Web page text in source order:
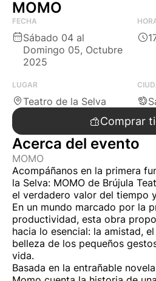
MOMO
FECHA
Sábado 04 al
Domingo 05, Octubre
2025

LUGAR
Teatro de la Selva 
Comprar
Acerca del evento
MOMO
Acompáñanos en la primera
la Selva: MOMO de Brújula
el verdadero valor del tiempo
En un mundo marcado por la
productividad, esta obra
hacia lo esencial: la amistad,
belleza de los pequeños
vida.
Basada en la entrañable